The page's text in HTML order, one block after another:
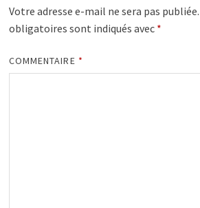
Votre adresse e-mail ne sera pas publiée.
obligatoires sont indiqués avec *
COMMENTAIRE *